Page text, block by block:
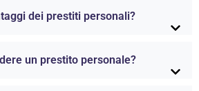
dei prestiti personali?
un prestito personale?